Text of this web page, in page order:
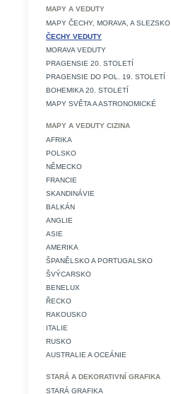
MAPY A VEDUTY
MAPY ČECHY, MORAVA, A SLEZSKO
ČECHY VEDUTY
MORAVA VEDUTY
PRAGENSIE 20. STOLETÍ
PRAGENSIE DO POL. 19. STOLETÍ
BOHEMIKA 20. STOLETÍ
MAPY SVĚTA A ASTRONOMICKÉ
MAPY A VEDUTY CIZINA
AFRIKA
POLSKO
NĚMECKO
FRANCIE
SKANDINÁVIE
BALKÁN
ANGLIE
ASIE
AMERIKA
ŠPANĚLSKO A PORTUGALSKO
ŠVÝCARSKO
BENELUX
ŘECKO
RAKOUSKO
ITALIE
RUSKO
AUSTRALIE A OCEÁNIE
STARÁ A DEKORATIVNÍ GRAFIKA
STARÁ GRAFIKA